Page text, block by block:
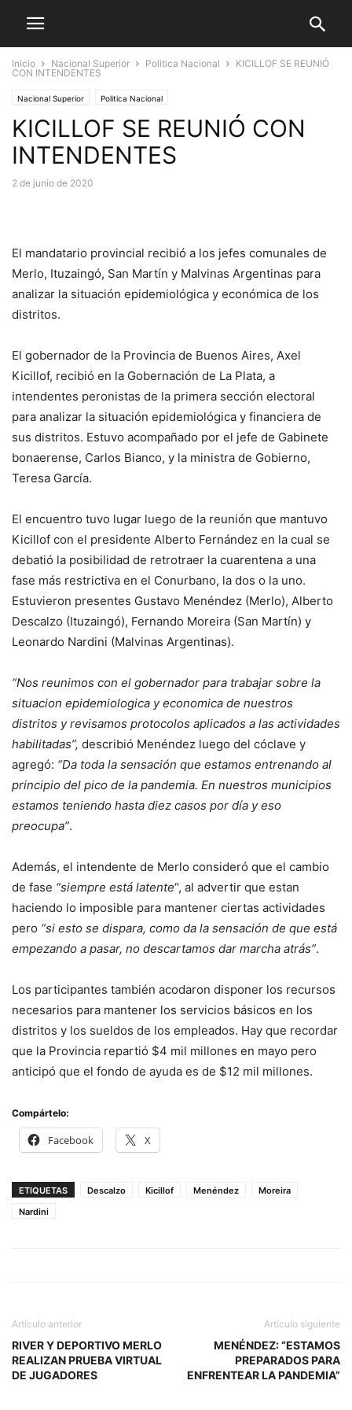
Inicio Nacional Superior Politica Nacional
KICILLOF SE REUNIÓ
CON INTENDENTES
Nacional Superior Politica Nacional
KICILLOF SE REUNIÓ CON
INTENDENTES
2 de junio de 2020
El mandatario provincial recibió a los jefes comunales de
Merlo, Ituzaingó, San Martín y Malvinas Argentinas para
analizar la situación epidemiológica y económica de los
distritos.
El gobernador de la Provincia de Buenos Aires, Axel
Kicillof, recibió en la Gobernación de La Plata, a
intendentes peronistas de la primera sección electoral
para analizar la situación epidemiológica y financiera de
sus distritos. Estuvo acompañado por el jefe de Gabinete
bonaerense, Carlos Bianco, y la ministra de Gobierno,
Teresa García.
El encuentro tuvo lugar luego de la reunión que mantuvo
Kicillof con el presidente Alberto Fernández en la cual se
debatió la posibilidad de retrotraer la cuarentena a una
fase más restrictiva en el Conurbano, la dos o la uno.
Estuvieron presentes Gustavo Menéndez (Merlo), Alberto
Descalzo (Ituzaingó), Fernando Moreira (San Martín) y
Leonardo Nardini (Malvinas Argentinas).
“Nos reunimos con el gobernador para trabajar sobre la
situacion epidemiologica y economica de nuestros
distritos y revisamos protocolos aplicados a las actividades
habilitadas”, describió Menéndez luego del cóclave y
agregó: “Da toda la sensación que estamos entrenando al
principio del pico de la pandemia. En nuestros municipios
estamos teniendo hasta diez casos por día y eso
preocupa”.
Además, el intendente de Merlo consideró que el cambio
de fase “siempre está latente“, al advertir que estan
haciendo lo imposible para mantener ciertas actividades
pero “si esto se dispara, como da la sensación de que está
empezando a pasar, no descartamos dar marcha atrás”.
Los participantes también acodaron disponer los recursos
necesarios para mantener los servicios básicos en los
distritos y los sueldos de los empleados. Hay que recordar
que la Provincia repartió $4 mil millones en mayo pero
anticipó que el fondo de ayuda es de $12 mil millones.
Compártelo:
Facebook X
ETIQUETAS Descalzo Kicillof Menéndez
Moreira
Nardini
Artículo anterior
RIVER Y DEPORTIVO MERLO
REALIZAN PRUEBA VIRTUAL
DE JUGADORES
Artículo siguiente
MENÉNDEZ: “ESTAMOS
PREPARADOS PARA
ENFRENTEAR LA PANDEMIA”